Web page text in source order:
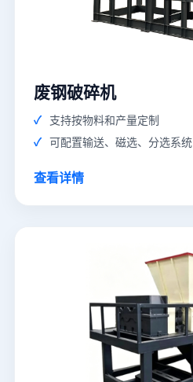
废钢破碎机
支持按物料和产量定制
可配置输送、磁选、分选系统
查看详情